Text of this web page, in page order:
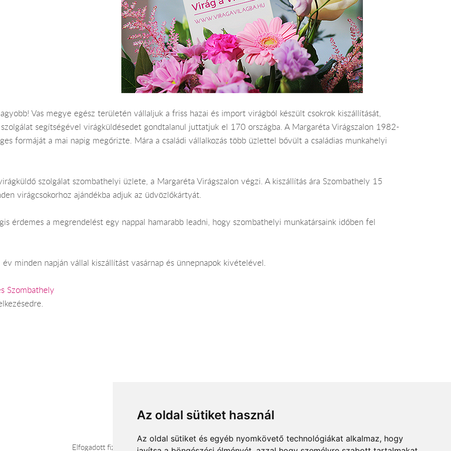
Az oldal sütiket használ
Az oldal sütiket és egyéb nyomkövető technológiákat alkalmaz, hogy
Vas megye egész területén vállaljuk a friss hazai és import virágból készült csokrok kiszállítását,
segítségével virágküldésedet gondtalanul juttatjuk el 170 országba. A Margaréta Virágszalon 1982-
formáját a mai napig megőrizte. Mára a családi vállalkozás több üzlettel bővült a családias munkahelyi
szolgálat szombathelyi üzlete, a Margaréta Virágszalon végzi. A kiszállítás ára Szombathely 15
virágcsokorhoz ajándékba adjuk az üdvözlőkártyát.
érdemes a megrendelést egy nappal hamarabb leadni, hogy szombathelyi munkatársaink időben fel
minden napján vállal kiszállítást vasárnap és ünnepnapok kivételével.
Szombathely
Elfogadott fizetési módok